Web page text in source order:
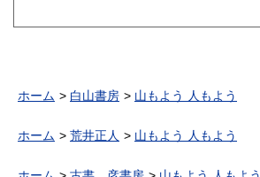
ホーム 白山書房 山もよう 人もよう
ホーム 荒井正人 山もよう 人もよう